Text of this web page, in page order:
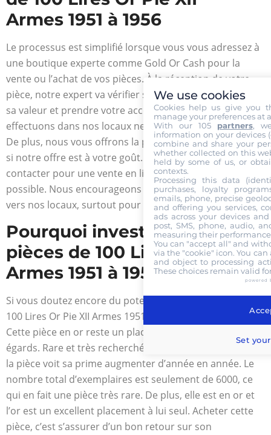
Armes 1951 à 1956
Le processus est simplifié lorsque vous vous adressez à
une boutique experte comme Gold Or Cash pour la
vente ou l’achat de vos pièces. À la réception de votre
pièce, notre expert va vérifier son authenticité, estimer
sa valeur et prendre votre accord. L’estimation que nous
effectuons dans nos locaux ne vous sera pas facturée.
De plus, nous vous offrons la possibilité d’être payé cash
si notre offre est à votre goût. Vous pouvez aussi nous
contacter pour une vente en ligne dans la mesure du
possible. Nous encourageons en effet le déplacement
vers nos locaux, surtout pour des pièces rares.
Pourquoi investir dans les
pièces de 100 Lires Or Pie XII
Armes 1951 à 1956 ?
Si vous doutez encore du potentiel de cette pièce de
100 Lires Or Pie XII Armes 1951 à 1956, soyez rassuré.
Cette pièce en or reste un placement rentable à bien des
égards. Rare et très recherchée par les collectionneurs,
la pièce voit sa prime augmenter d’année en année. Le
nombre total d’exemplaires est seulement de 6000, ce
qui en fait une pièce très rare. De plus, elle est en or et
l’or est un excellent placement à lui seul. Acheter cette
pièce, c’est s’assurer d’un bon retour sur son
We use cookies
Cookies help us give you
manage your preferences at
With our 105 partners,
information on your devices
combine and share your
whether collected on this
held by some of us, or
contexts.
Processing this data
purchases, loyalty
emails, phone, precise
and offering you services,
ads across your devices
post, SMS, phone, audio,
measuring their
You can "accept all" and
via the "cookie" icon. You
and object to processing
These choices remain valid
powered
Set